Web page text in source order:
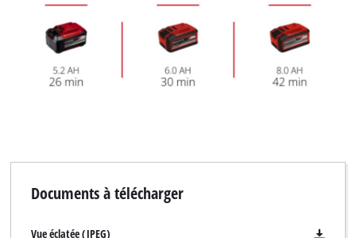
Documents à télécharger
Vue éclatée (JPEG)